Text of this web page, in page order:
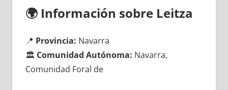
🌍 Información sobre Leitza
📍 Provincia: Navarra
🏛️ Comunidad Autónoma: Navarra,
Comunidad Foral de